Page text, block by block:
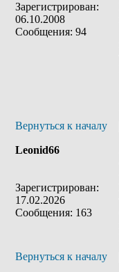
Зарегистрирован:
06.10.2008
Сообщения: 94
Вернуться к началу
Leonid66
Зарегистрирован:
17.02.2026
Сообщения: 163
Вернуться к началу